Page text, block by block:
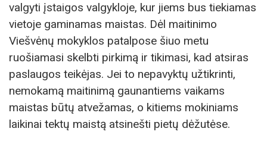
valgyti įstaigos valgykloje, kur jiems bus tiekiamas
vietoje gaminamas maistas. Dėl maitinimo
Viešvėnų mokyklos patalpose šiuo metu
ruošiamasi skelbti pirkimą ir tikimasi, kad atsiras
paslaugos teikėjas. Jei to nepavyktų užtikrinti,
nemokamą maitinimą gaunantiems vaikams
maistas būtų atvežamas, o kitiems mokiniams
laikinai tektų maistą atsinešti pietų dėžutėse.